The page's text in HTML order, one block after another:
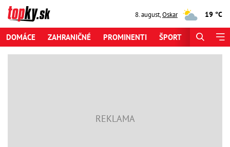
8. august,Oskar 19 °C
DOMÁCE ZAHRANIČNÉ PROMINENTI ŠPORT